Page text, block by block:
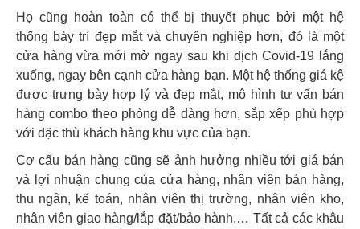
Họ cũng hoàn toàn có thể bị thuyết phục bởi một hệ
thống bày trí đẹp mắt và chuyên nghiệp hơn, đó là một
cửa hàng vừa mới mở ngay sau khi dịch Covid-19 lắng
xuống, ngay bên cạnh cửa hàng bạn. Một hệ thống giá kệ
được trưng bày hợp lý và đẹp mắt, mô hình tư vấn bán
hàng combo theo phòng dễ dàng hơn, sắp xếp phù hợp
với đặc thù khách hàng khu vực của bạn.
Cơ cấu bán hàng cũng sẽ ảnh hưởng nhiều tới giá bán
và lợi nhuận chung của cửa hàng, nhân viên bán hàng,
thu ngân, kế toán, nhân viên thị trường, nhân viên kho,
nhân viên giao hàng/lắp đặt/bảo hành,… Tất cả các khâu